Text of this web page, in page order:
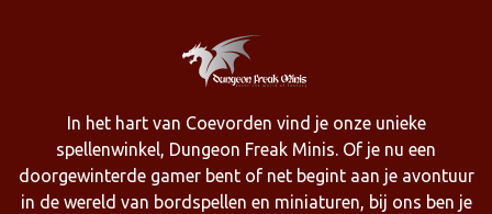
In het hart van Coevorden vind je onze unieke
spellenwinkel, Dungeon Freak Minis. Of je nu een
doorgewinterde gamer bent of net begint aan je avontuur
in de wereld van bordspellen en miniaturen, bij ons ben je